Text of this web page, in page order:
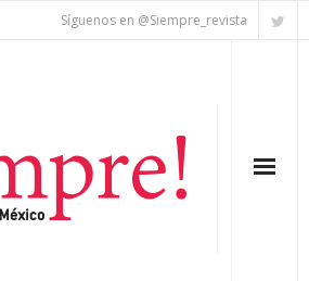
Síguenos en @Siempre_revista